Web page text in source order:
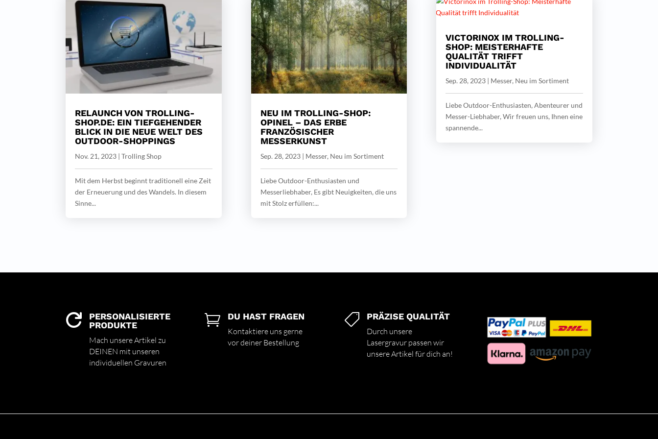
RELAUNCH VON TROLLING-
SHOP.DE: EIN TIEFGEHENDER
BLICK IN DIE NEUE WELT DES
OUTDOOR-SHOPPINGS
Nov. 21, 2023 |Trolling Shop
Mit dem Herbst beginnt traditionell eine Zeit
der Erneuerung und des Wandels. In diesem
Sinne...
NEU IM TROLLING-SHOP:
OPINEL – DAS ERBE
FRANZÖSISCHER
MESSERKUNST
Sep. 28, 2023| Messer, Neu im Sortiment
Liebe Outdoor-Enthusiasten und
Messerliebhaber, Es gibt Neuigkeiten, die uns
mit Stolz erfüllen:...
VICTORINOX IM TROLLING-
SHOP: MEISTERHAFTE
QUALITÄT TRIFFT
INDIVIDUALITÄT
Sep. 28, 2023| Messer, Neu im Sortiment
Liebe Outdoor-Enthusiasten, Abenteurer und
Messer-Liebhaber, Wir freuen uns, Ihnen eine
spannende...

PERSONALISIERTE
PRODUKTE
Mach unsere Artikel zu
DEINEN mit unseren
individuellen Gravuren
 DU HAST FRAGEN
Kontaktiere uns gerne
vor deiner Bestellung
 PRÄZISE QUALITÄT
Durch unsere
Lasergravur passen wir
unsere Artikel für dich an!